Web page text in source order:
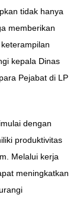
tidak hanya
memberikan
kepala Dinas
Pejabat di LP
dengan
produktivitas
Melalui kerja
meningkatkan